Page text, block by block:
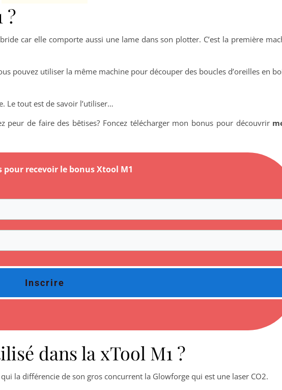
?
car elle comporte aussi une lame dans son plotter. C’est la première
pouvez utiliser la même machine pour découper des boucles d’oreilles en
Le tout est de savoir l’utiliser…
peur de faire des bêtises? Foncez télécharger mon bonus pour découvrir
pour recevoir le bonus Xtool M1
Inscrire
dans la xTool M1 ?
la différencie de son gros concurrent la Glowforge qui est une laser CO2.